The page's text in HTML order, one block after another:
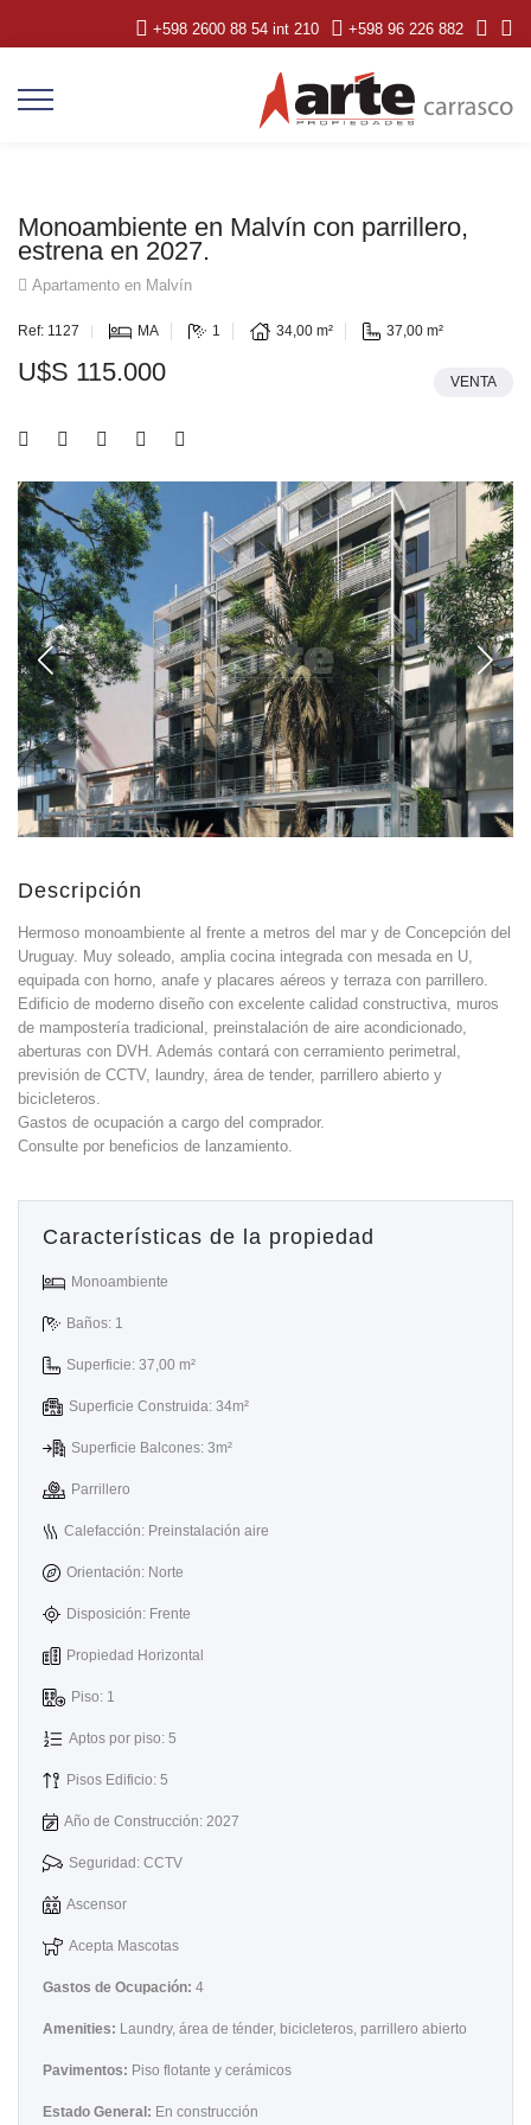
+598 96 226 882
+598 2600 88 54 int 210
Monoambiente en Malvín con parrillero,
estrena en 2027.
Apartamento en Malvín
Ref: 1127 MA 1 34,00 m² 37,00 m²
U$S 115.000 VENTA
Descripción
Hermoso monoambiente al frente a metros del mar y de Concepción del
Uruguay. Muy soleado, amplia cocina integrada con mesada en U,
equipada con horno, anafe y placares aéreos y terraza con parrillero.
Edificio de moderno diseño con excelente calidad constructiva, muros
de mampostería tradicional, preinstalación de aire acondicionado,
aberturas con DVH. Además contará con cerramiento perimetral,
previsión de CCTV, laundry, área de tender, parrillero abierto y
bicicleteros.
Gastos de ocupación a cargo del comprador.
Consulte por beneficios de lanzamiento.
Características de la propiedad
Monoambiente
Baños: 1
Superficie: 37,00 m²
Superficie Construida: 34m²
Superficie Balcones: 3m²
Parrillero
Calefacción: Preinstalación aire
Orientación: Norte
Disposición: Frente
Propiedad Horizontal
Piso: 1
Aptos por piso: 5
Pisos Edificio: 5
Año de Construcción: 2027
Seguridad: CCTV
Ascensor
Acepta Mascotas
Gastos de Ocupación: 4
Amenities: Laundry, área de ténder, bicicleteros, parrillero abierto
Pavimentos: Piso flotante y cerámicos
Estado General: En construcción